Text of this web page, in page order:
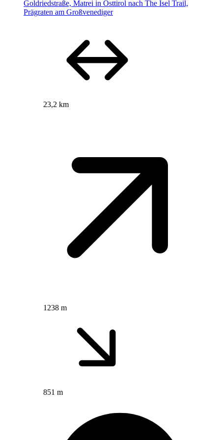
Goldriedstraße, Matrei in Osttirol nach The Isel Trail,
Prägraten am Großvenediger
23,2 km
1238 m
851 m